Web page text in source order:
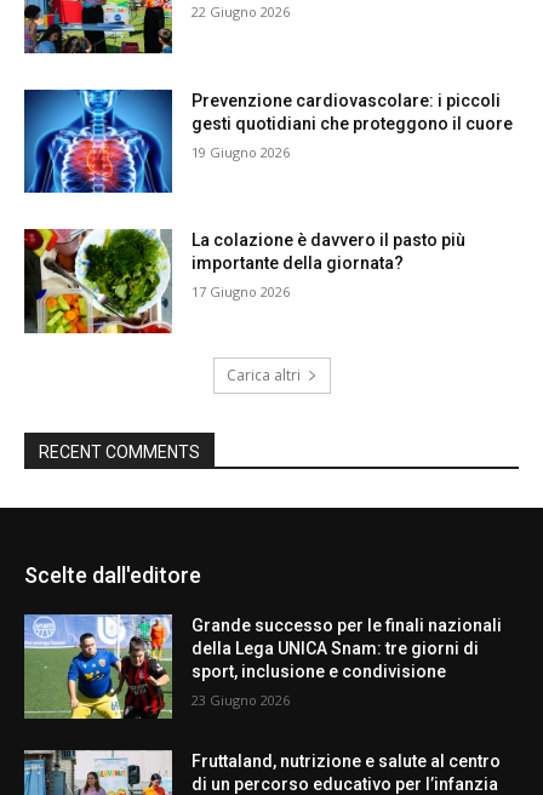
22 Giugno 2026
Prevenzione cardiovascolare: i piccoli
gesti quotidiani che proteggono il cuore
19 Giugno 2026
La colazione è davvero il pasto più
importante della giornata?
17 Giugno 2026
Carica altri
RECENT COMMENTS
Scelte dall'editore
Grande successo per le finali nazionali
della Lega UNICA Snam: tre giorni di
sport, inclusione e condivisione
23 Giugno 2026
Fruttaland, nutrizione e salute al centro
di un percorso educativo per l’infanzia